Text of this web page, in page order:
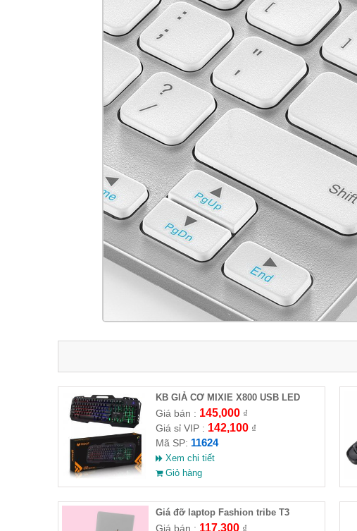
KB GIẢ CƠ MIXIE X800 USB LED
Giá bán : 145,000₫
Giá sỉ VIP : 142,100₫
Mã SP: 11624
Xem chi tiết
Giỏ hàng
Giá đỡ laptop Fashion tribe T3
Giá bán : 117,300₫